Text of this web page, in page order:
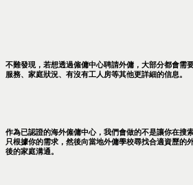
不難發現，若想透過僱傭中心聘請外傭，大部分都會需
服務、家庭狀況、有沒有工人房等其他更詳細的信息。
作為已認證的海外僱傭中心，我們會做的不是讓你在搜
只根據你的需求，然後向當地外傭學校尋找合適資歷的
後的家庭溝通。